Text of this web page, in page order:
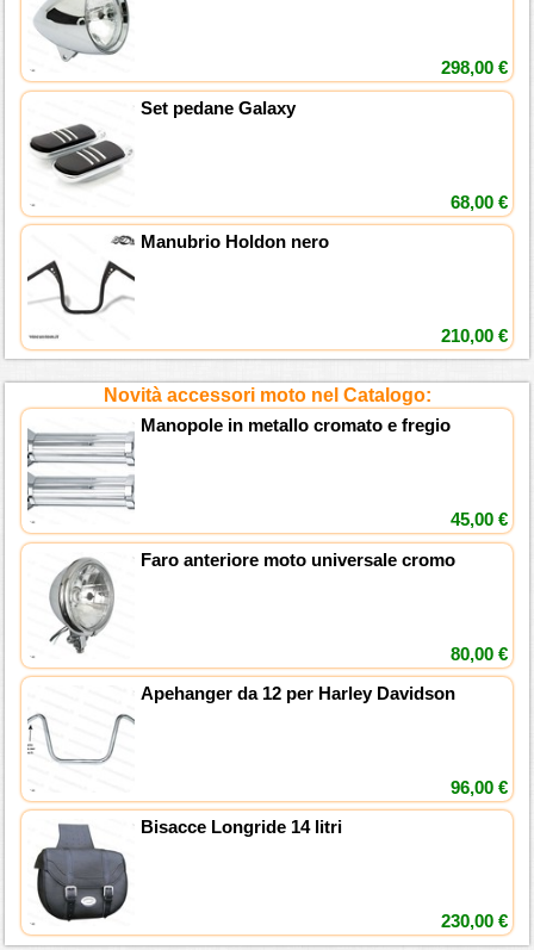
298,00 €
Set pedane Galaxy
68,00 €
Manubrio Holdon nero
210,00 €
Novità accessori moto nel Catalogo:
Manopole in metallo cromato e fregio
45,00 €
Faro anteriore moto universale cromo
80,00 €
Apehanger da 12 per Harley Davidson
96,00 €
Bisacce Longride 14 litri
230,00 €